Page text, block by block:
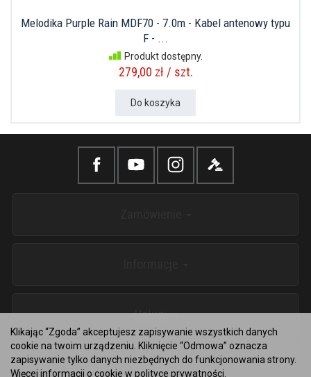
Melodika Purple Rain MDF70 - 7.0m - Kabel antenowy typu
F - ...
Produkt dostępny.
279,00 zł / szt.
Do koszyka
Usługi
Kontakt
Klikając “Zgoda” akceptujesz zapisywanie wszystkich danych
cookie na twoim urządzeniu. Kliknięcie “Odmowa” oznacza
zapisywanie tylko danych niezbędnych do funkcjonowania strony.
Więcej informacji o cookie w polityce prywatności